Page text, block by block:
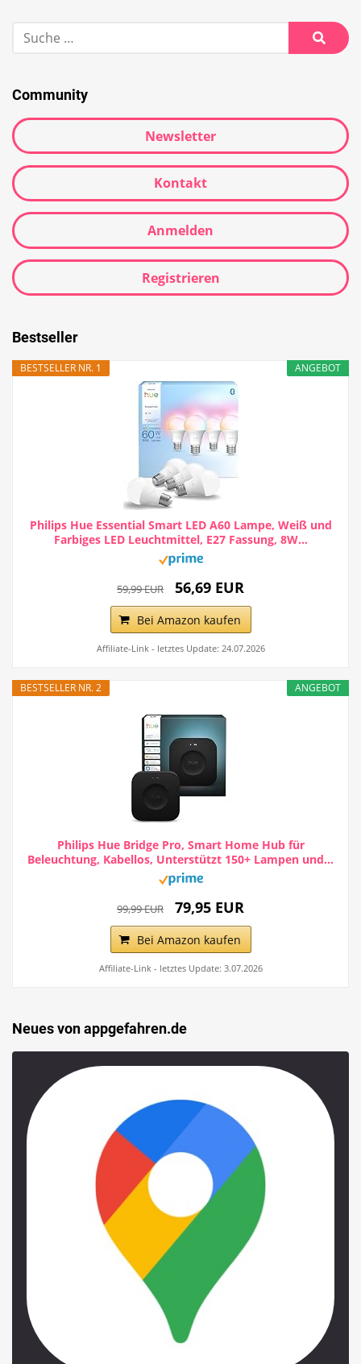
Community
Newsletter
Kontakt
Anmelden
Registrieren
Bestseller
ANGEBOT
BESTSELLER NR. 1
Philips Hue Essential Smart LED A60 Lampe, Weiß und
Farbiges LED Leuchtmittel, E27 Fassung, 8W...
59,99 EUR 56,69 EUR
Bei Amazon kaufen
Affiliate-Link - letztes Update: 24.07.2026
ANGEBOT
BESTSELLER NR. 2
Philips Hue Bridge Pro, Smart Home Hub für
Beleuchtung, Kabellos, Unterstützt 150+ Lampen und...
99,99 EUR 79,95 EUR
Bei Amazon kaufen
Affiliate-Link - letztes Update: 3.07.2026
Neues von appgefahren.de